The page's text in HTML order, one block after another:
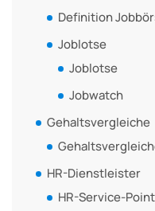
Definition
Joblotse
Joblotse
Jobwatch
Gehaltsvergleiche
HR-Dienstleister
HR-Service-Point